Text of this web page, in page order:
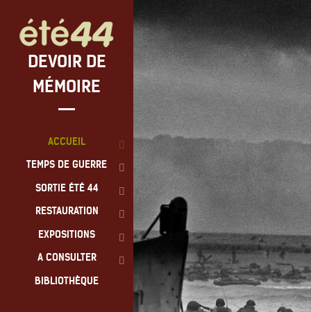
DEVOIR DE
MÉMOIRE
ACCUEIL
TEMPS DE GUERRE
SORTIE ÉTÉ 44
RESTAURATION
EXPOSITIONS
A CONSULTER
BIBLIOTHÈQUE